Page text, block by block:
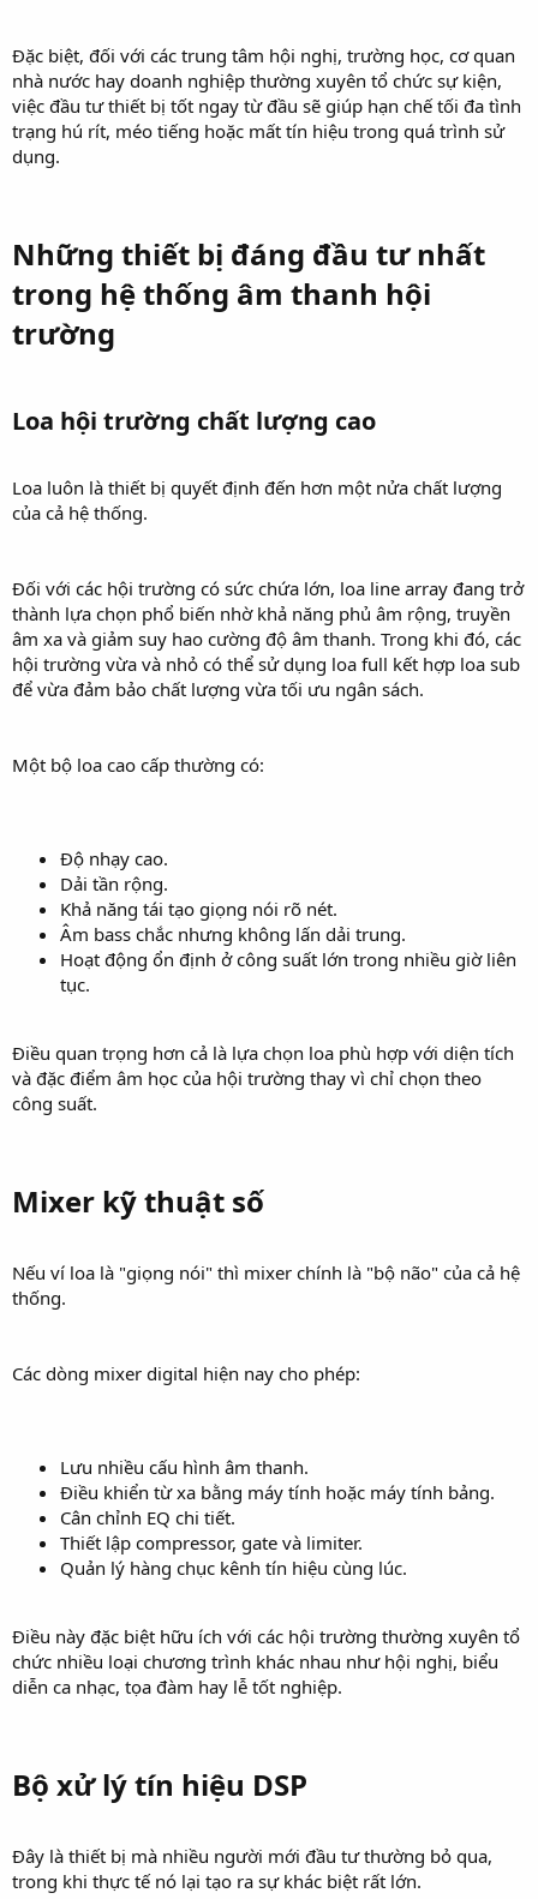
Đặc biệt, đối với các trung tâm hội nghị, trường học, cơ quan
nhà nước hay doanh nghiệp thường xuyên tổ chức sự kiện,
việc đầu tư thiết bị tốt ngay từ đầu sẽ giúp hạn chế tối đa tình
trạng hú rít, méo tiếng hoặc mất tín hiệu trong quá trình sử
dụng.
Những thiết bị đáng đầu tư nhất
trong hệ thống âm thanh hội
trường​
Loa hội trường chất lượng cao​
Loa luôn là thiết bị quyết định đến hơn một nửa chất lượng
của cả hệ thống.
Đối với các hội trường có sức chứa lớn, loa line array đang trở
thành lựa chọn phổ biến nhờ khả năng phủ âm rộng, truyền
âm xa và giảm suy hao cường độ âm thanh. Trong khi đó, các
hội trường vừa và nhỏ có thể sử dụng loa full kết hợp loa sub
để vừa đảm bảo chất lượng vừa tối ưu ngân sách.
Một bộ loa cao cấp thường có:
Độ nhạy cao.
Dải tần rộng.
Khả năng tái tạo giọng nói rõ nét.
Âm bass chắc nhưng không lấn dải trung.
Hoạt động ổn định ở công suất lớn trong nhiều giờ liên
tục.
Điều quan trọng hơn cả là lựa chọn loa phù hợp với diện tích
và đặc điểm âm học của hội trường thay vì chỉ chọn theo
công suất.
Mixer kỹ thuật số​
Nếu ví loa là "giọng nói" thì mixer chính là "bộ não" của cả hệ
thống.
Các dòng mixer digital hiện nay cho phép:
Lưu nhiều cấu hình âm thanh.
Điều khiển từ xa bằng máy tính hoặc máy tính bảng.
Cân chỉnh EQ chi tiết.
Thiết lập compressor, gate và limiter.
Quản lý hàng chục kênh tín hiệu cùng lúc.
Điều này đặc biệt hữu ích với các hội trường thường xuyên tổ
chức nhiều loại chương trình khác nhau như hội nghị, biểu
diễn ca nhạc, tọa đàm hay lễ tốt nghiệp.
Bộ xử lý tín hiệu DSP​
Đây là thiết bị mà nhiều người mới đầu tư thường bỏ qua,
trong khi thực tế nó lại tạo ra sự khác biệt rất lớn.